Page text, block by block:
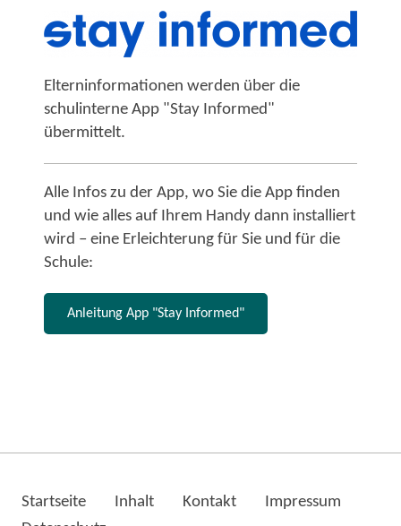
Elterninformationen werden über die
schulinterne App "Stay Informed"
übermittelt.
Alle Infos zu der App, wo Sie die App finden
und wie alles auf Ihrem Handy dann installiert
wird – eine Erleichterung für Sie und für die
Schule:
Anleitung App "Stay Informed"
Startseite Inhalt Kontakt
Impressum